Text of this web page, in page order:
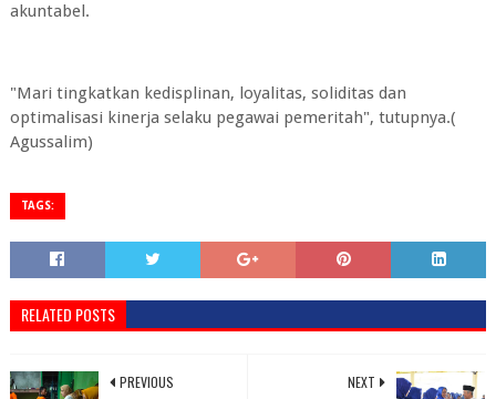
akuntabel.
"Mari tingkatkan kedisplinan, loyalitas, soliditas dan
optimalisasi kinerja selaku pegawai pemeritah", tutupnya.(
Agussalim)
TAGS:
RELATED POSTS
NEXT
PREVIOUS